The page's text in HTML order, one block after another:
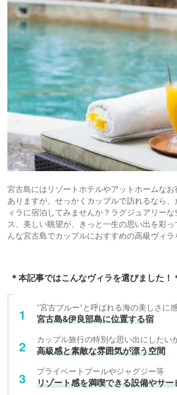
宮古島にはリゾートホテルやアットホームな
ありますが、せっかくカップルで訪れるなら
ィラに宿泊してみませんか？ラグジュアリー
ス、美しい眺望が、きっと一生の思い出を彩
んな宮古島でカップルにおすすめの高級ヴィラ
＊本記事ではこんなヴィラを選びました！
“宮古ブルー”と呼ばれる海の美しさに
宮古島&伊良部島に位置する宿
カップル旅行の特別な思い出にした
高級感と素敵な雰囲気が漂う空間
プライベートプールやジャグジー等
リゾート感を満喫できる設備やサー